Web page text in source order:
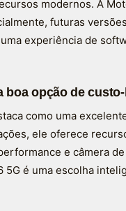
modernos. A
futuras
experiência de
boa opção de
como uma
ele oferece
e câmera
é uma escolha